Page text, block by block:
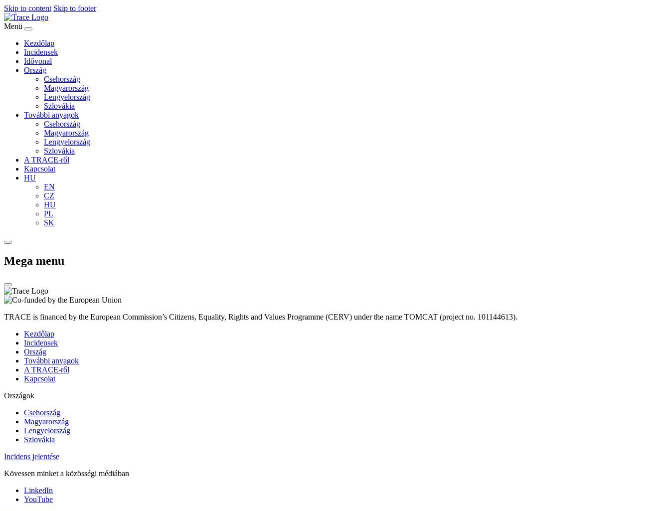
Skip to content Skip to footer
Menü
Kezdőlap
Incidensek
Idővonal
Ország
Csehország
Magyarország
Lengyelország
Szlovákia
További anyagok
Csehország
Magyarország
Lengyelország
Szlovákia
A TRACE-ről
Kapcsolat
HU
EN
CZ
HU
PL
SK
Mega menu
TRACE is financed by the European Commission’s Citizens, Equality, Rights and Values Programme (CERV) under the name TOMCAT (project no. 101144613).
Kezdőlap
Incidensek
Ország
További anyagok
A TRACE-ről
Kapcsolat
Országok
Csehország
Magyarország
Lengyelország
Szlovákia
Incidens jelentése
Kövessen minket a közösségi médiában
LinkedIn
YouTube